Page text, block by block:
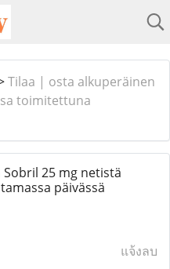
Tilaa | osta alkuperäinen
toimitettuna
25 mg netistä
päivässä
แจ้งลบ